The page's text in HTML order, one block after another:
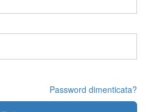
Password dimenticata?